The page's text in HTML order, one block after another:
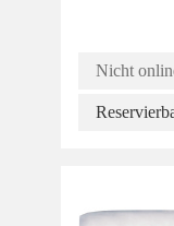
Nicht